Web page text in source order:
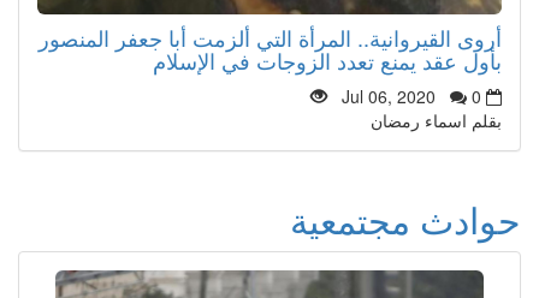
أروى القيروانية.. المرأة التي ألزمت أبا جعفر المنصور
بأول عقد يمنع تعدد الزوجات في الإسلام
Jul 06, 2020
0
بقلم اسماء رمضان
حوادث مجتمعية